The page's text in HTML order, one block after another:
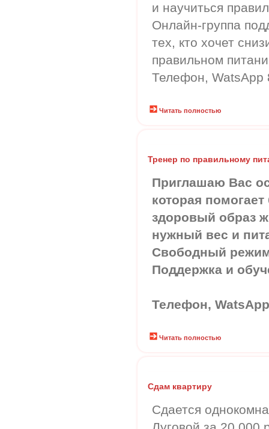
и научиться
Онлайн-группа
тех, кто хочет
правильном
Телефон, WatsApp
Читать полностью
Тренер по правильному
Приглашаю Вас
которая
здоровый образ
нужный вес и
Свободный
Поддержка и
Телефон,
Читать полностью
Сдам квартиру
Сдается